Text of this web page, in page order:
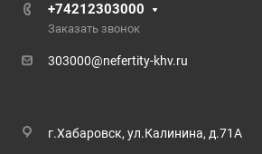
+74212303000
Заказать звонок
303000@nefertity-khv.ru
г.Хабаровск, ул.Калинина, д.71А